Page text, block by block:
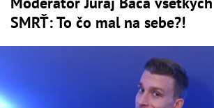
SMRŤ: To čo mal na sebe?!